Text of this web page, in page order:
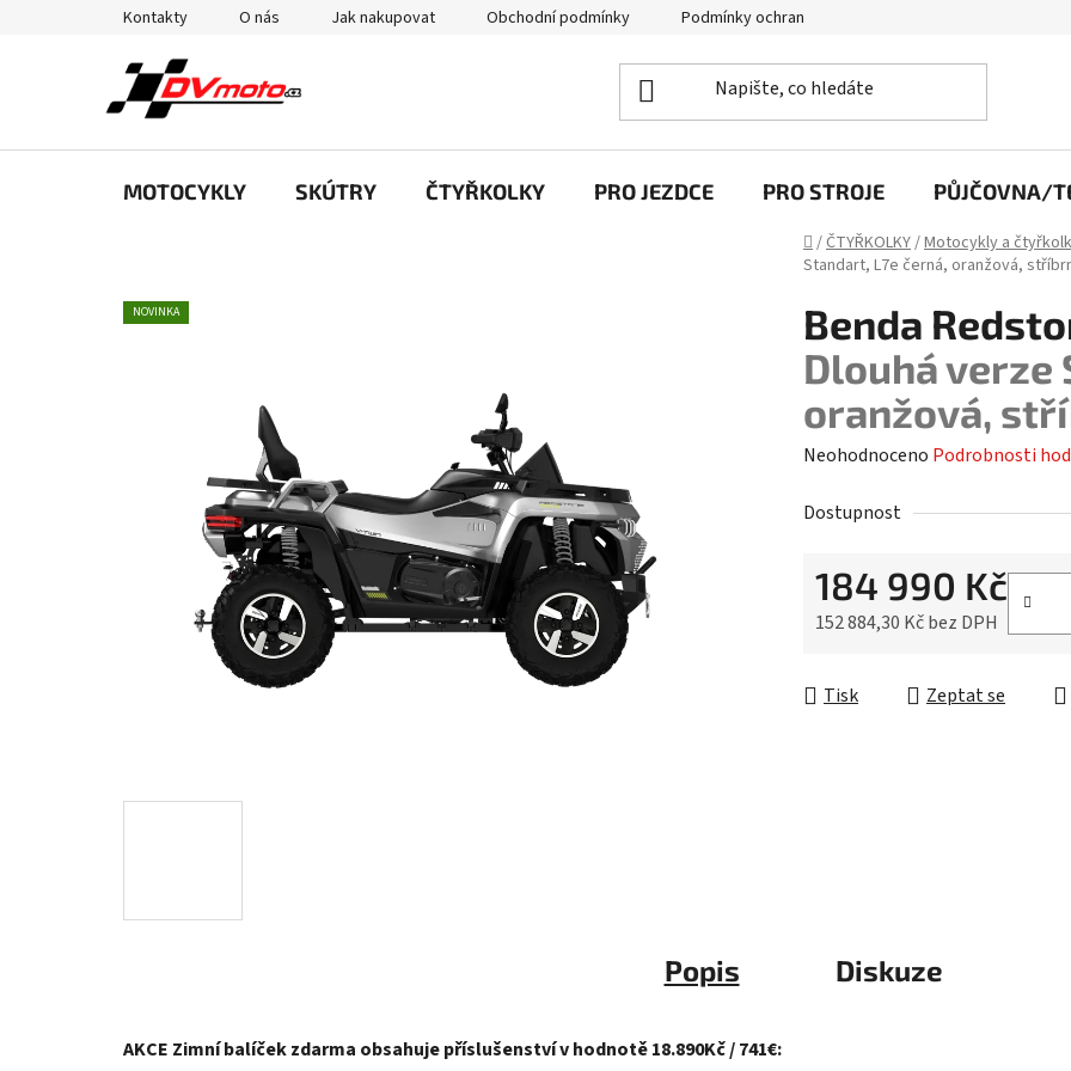
Kontakty O nás Jak nakupovat Obchodní podmínky Podmínky ochrany osobních údajů
MOTOCYKLY SKÚTRY ČTYŘKOLKY PRO JEZDCE PRO STROJE PŮJČOVNA/
Domů
/ČTYŘKOLKY/Motocykly a
Standart, L7e černá, oranžová,
Benda
Dlouhá verze
oranžová,
Průměrné
produktu
0,0
Neohodnoceno Podrobnosti
Dostupnost
184 990 Kč
152 884,30 Kč bez DPH
Tisk Zeptat se
NOVINKA
Popis Diskuze
AKCE Zimní balíček zdarma obsahuje příslušenství v hodnotě 18.890Kč / 741€: